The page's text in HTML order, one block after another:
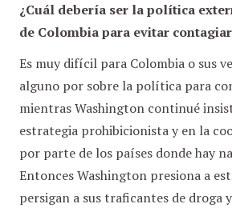
¿Cuál debería ser la política
de Colombia para evitar
Es muy difícil para Colombia o sus
alguno por sobre la política para
mientras Washington continué
estrategia prohibicionista y en la
por parte de los países donde hay
Entonces Washington presiona a
persigan a sus traficantes de droga